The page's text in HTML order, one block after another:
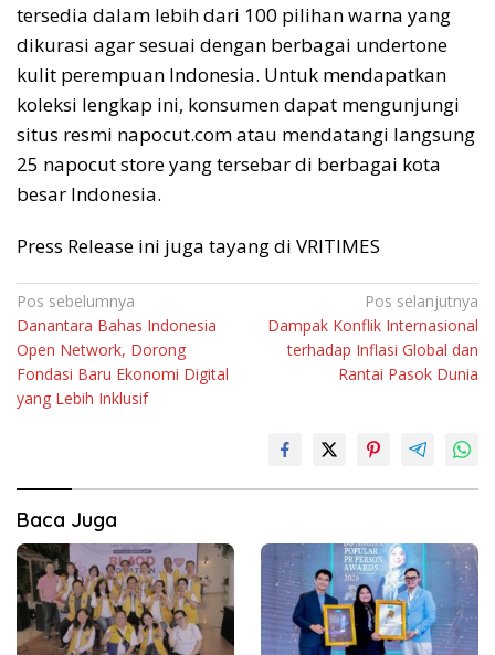
tersedia dalam lebih dari 100 pilihan warna yang
dikurasi agar sesuai dengan berbagai undertone
kulit perempuan Indonesia. Untuk mendapatkan
koleksi lengkap ini, konsumen dapat mengunjungi
situs resmi napocut.com atau mendatangi langsung
25 napocut store yang tersebar di berbagai kota
besar Indonesia.
Press Release ini juga tayang di VRITIMES
Navigasi
pos
Pos sebelumnya
Danantara Bahas Indonesia
Open Network, Dorong
Fondasi Baru Ekonomi Digital
yang Lebih Inklusif
Pos selanjutnya
Dampak Konflik Internasional
terhadap Inflasi Global dan
Rantai Pasok Dunia
Baca Juga